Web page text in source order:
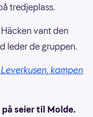
tredjeplass.
vant den
leder de gruppen.
kampen
seier til Molde.